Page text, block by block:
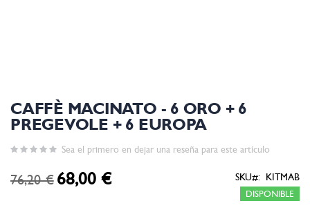
CAFFÈ MACINATO - 6 ORO + 6
PREGEVOLE + 6 EUROPA
Sea el primero en dejar una reseña para este artículo
76,20 € Special
68,00 €
DISPONIBLE
SKU KITMAB